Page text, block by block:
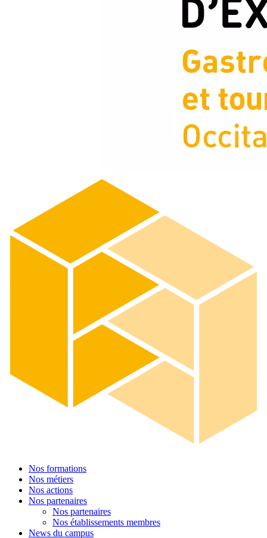
Nos formations
Nos métiers
Nos actions
Nos partenaires
Nos partenaires
Nos établissements membres
News du campus